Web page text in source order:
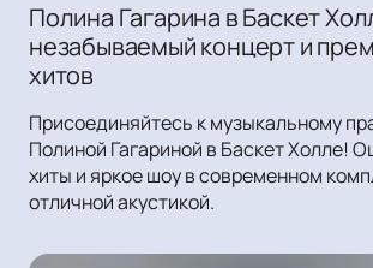
Полина Гагарина в Баскет
незабываемый концерт и
хитов
Присоединяйтесь к музыкальному
Полиной Гагариной в Баскет Холле!
хиты и яркое шоу в современном
отличной акустикой.